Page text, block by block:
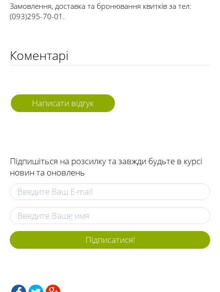
Замовлення, доставка та бронювання квитків за тел:
(093)295-70-01.
Коментарі
Написати відгук
Підпишіться на розсилку та завжди будьте в курсі
новин та оновлень
Підписатися!